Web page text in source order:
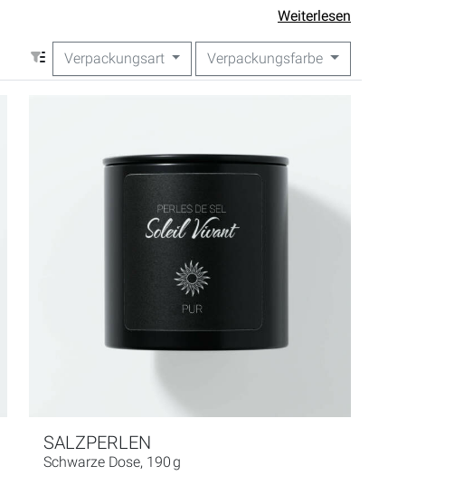
Weiterlesen
Verpackungsart Verpackungsfarbe
SALZPERLEN
Schwarze Dose, 190 g